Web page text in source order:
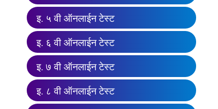
इ. ५ वी ऑनलाईन टेस्ट
इ. ६ वी ऑनलाईन टेस्ट
इ. ७ वी ऑनलाईन टेस्ट
इ. ८ वी ऑनलाईन टेस्ट